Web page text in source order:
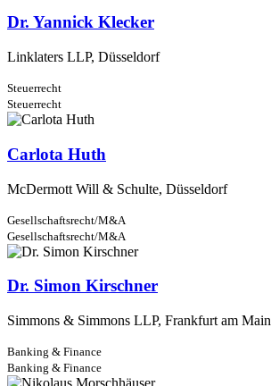
Dr. Yannick Klecker
Linklaters LLP, Düsseldorf
Steuerrecht
Steuerrecht
Carlota Huth
McDermott Will & Schulte, Düsseldorf
Gesellschaftsrecht/M&A
Gesellschaftsrecht/M&A
Dr. Simon Kirschner
Simmons & Simmons LLP, Frankfurt am Main
Banking & Finance
Banking & Finance